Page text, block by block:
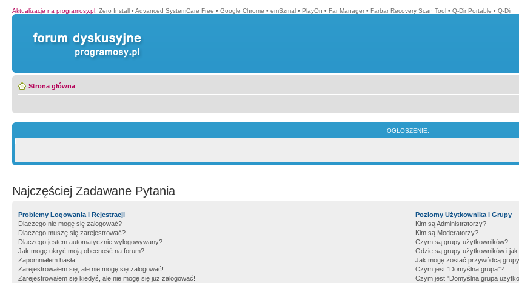
Aktualizacje na programosy.pl: Zero Install • Advanced SystemCare Free • Google Chrome • emSzmal • PlayOn • Far Manager • Farbar Recovery Scan Tool • Q-Dir Portable • Q-Dir
Strona główna
OGŁOSZENIE:
Najczęściej Zadawane Pytania
Problemy Logowania i Rejestracji
Dlaczego nie mogę się zalogować?
Dlaczego muszę się zarejestrować?
Dlaczego jestem automatycznie wylogowywany?
Jak mogę ukryć moją obecność na forum?
Zapomniałem hasła!
Zarejestrowałem się, ale nie mogę się zalogować!
Zarejestrowałem się kiedyś, ale nie mogę się już zalogować!
Poziomy Użytkownika i Grupy
Kim są Administratorzy?
Kim są Moderatorzy?
Czym są grupy użytkowników?
Gdzie są grupy użytkowników i jak
Jak mogę zostać przywódcą
Czym jest "Domyślna grupa"?
Czym jest "Domyślna grupa